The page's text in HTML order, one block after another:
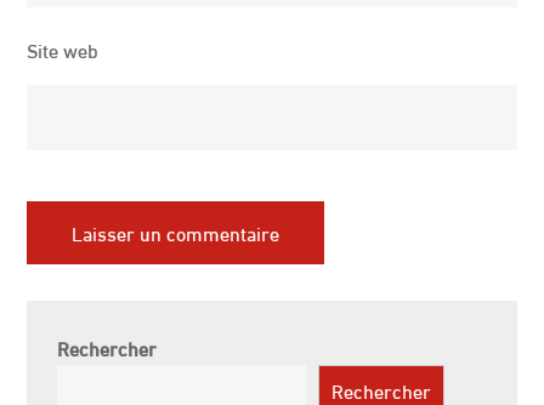
Site web
Rechercher
Rechercher